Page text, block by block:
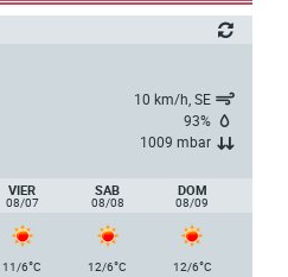
10 km/h, SE
93%
1009 mbar
VIER
08/07
SAB
08/08
DOM
08/09
11/6°C 12/6°C 12/6°C